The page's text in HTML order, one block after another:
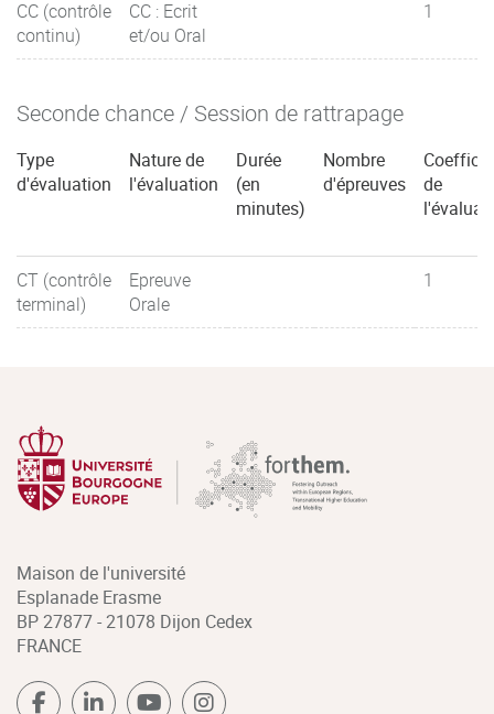
CC (contrôle
continu)
CC : Ecrit
et/ou Oral
1
Seconde chance / Session de rattrapage
Type
d'évaluation
Nature de
l'évaluation
Durée
(en
minutes)
Nombre
d'épreuves
de
CT (contrôle
terminal)
Epreuve
Orale
1
Maison de l'université
Esplanade Erasme
BP 27877 - 21078 Dijon Cedex
FRANCE